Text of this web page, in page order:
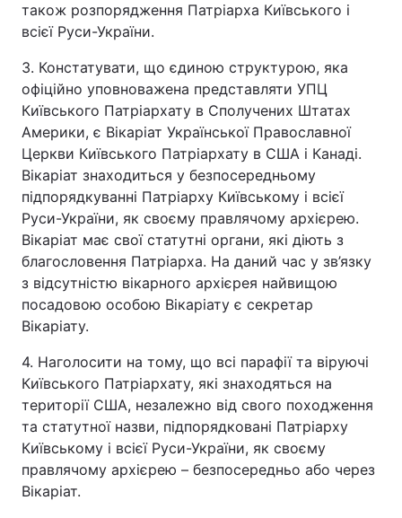
також розпорядження Патріарха Київського і
всієї Руси-України.
3. Констатувати, що єдиною структурою, яка
офіційно уповноважена представляти УПЦ
Київського Патріархату в Сполучених Штатах
Америки, є Вікаріат Української Православної
Церкви Київського Патріархату в США і Канаді.
Вікаріат знаходиться у безпосередньому
підпорядкуванні Патріарху Київському і всієї
Руси-України, як своєму правлячому архієрею.
Вікаріат має свої статутні органи, які діють з
благословення Патріарха. На даний час у зв’язку
з відсутністю вікарного архієрея найвищою
посадовою особою Вікаріату є секретар
Вікаріату.
4. Наголосити на тому, що всі парафії та віруючі
Київського Патріархату, які знаходяться на
території США, незалежно від свого походження
та статутної назви, підпорядковані Патріарху
Київському і всієї Руси-України, як своєму
правлячому архієрею – безпосередньо або через
Вікаріат.